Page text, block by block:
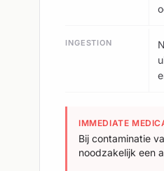
INGESTION
IMMEDIATE
Bij contaminatie
noodzakelijk een